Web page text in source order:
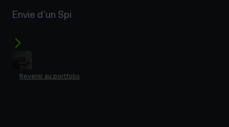
Envie d’un Spi
Revenir au portfolio